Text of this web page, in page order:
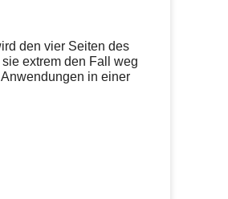
den vier Seiten des
extrem den Fall weg
in einer